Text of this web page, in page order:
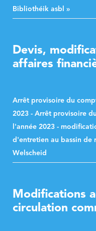
Bibliothéik asbl »
Devis,
affaires
Arrêt provisoire du
2023 - Arrêt provisoire
l'année 2023 -
d'entretien au bassin de
Welscheid
Modifications
circulation